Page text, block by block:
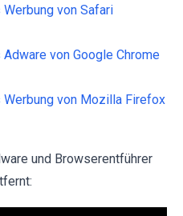
von Safari
von Google Chrome
Werbung von Mozilla Firefox
und Browserentführer